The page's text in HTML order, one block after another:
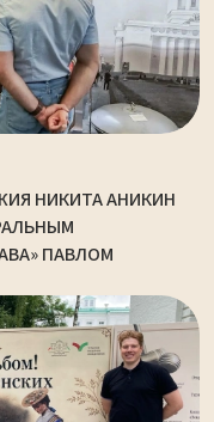
НИКИТА АНИКИН
ПАВЛОМ